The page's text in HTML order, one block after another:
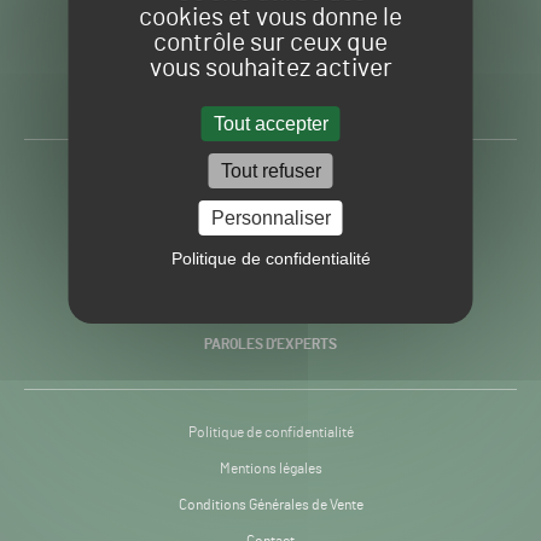
cookies et vous donne le
contrôle sur ceux que
vous souhaitez activer
Tout accepter
Tout refuser
Personnaliser
Politique de confidentialité
Gazon
Sport
H24
-
Toute l’info autour du
PRATIQUES
PAROLES D’EXPERTS
Politique de confidentialité
Mentions légales
Conditions Générales de Vente